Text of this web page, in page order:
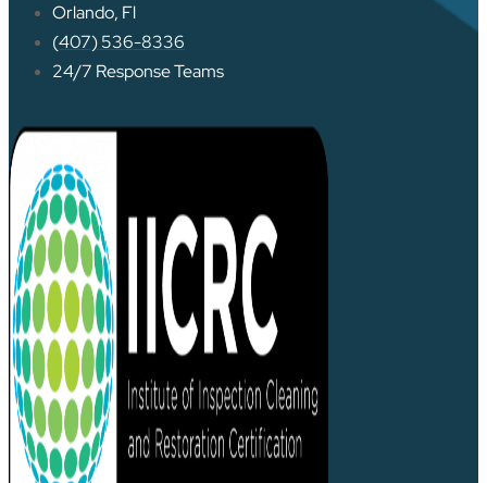
Orlando, Fl
(407) 536-8336
24/7 Response Teams